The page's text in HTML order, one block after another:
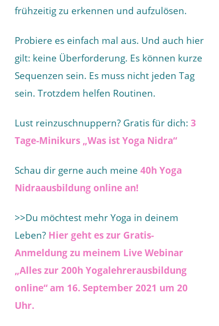
frühzeitig zu erkennen und aufzulösen.
Probiere es einfach mal aus. Und auch hier
gilt: keine Überforderung. Es können kurze
Sequenzen sein. Es muss nicht jeden Tag
sein. Trotzdem helfen Routinen.
Lust reinzuschnuppern? Gratis für dich: 3
Tage-Minikurs „Was ist Yoga Nidra“
Schau dir gerne auch meine 40h Yoga
Nidraausbildung online an!
>>Du möchtest mehr Yoga in deinem
Leben? Hier geht es zur Gratis-
Anmeldung zu meinem Live Webinar
„Alles zur 200h Yogalehrerausbildung
online“ am 16. September 2021 um 20
Uhr.